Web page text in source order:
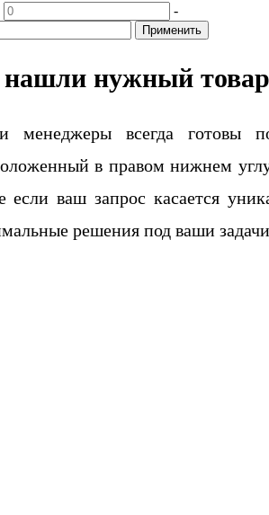
-
Применить
нужный
менеджеры всегда готовы
в правом нижнем
если ваш запрос касается
решения под ваши